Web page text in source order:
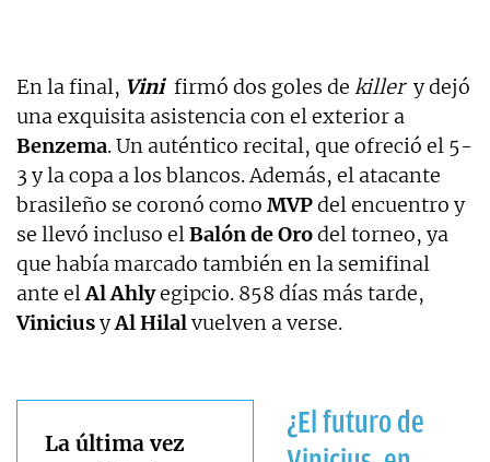
En la final, Vini firmó dos goles de killer y dejó
una exquisita asistencia con el exterior a
Benzema. Un auténtico recital, que ofreció el 5-
3 y la copa a los blancos. Además, el atacante
brasileño se coronó como MVPdel encuentro y
se llevó incluso elBalón de Orodel torneo, ya
que había marcado también en la semifinal
ante elAl Ahlyegipcio. 858 días más tarde,
ViniciusyAl Hilalvuelven a verse.
La última vez
¿El futuro de